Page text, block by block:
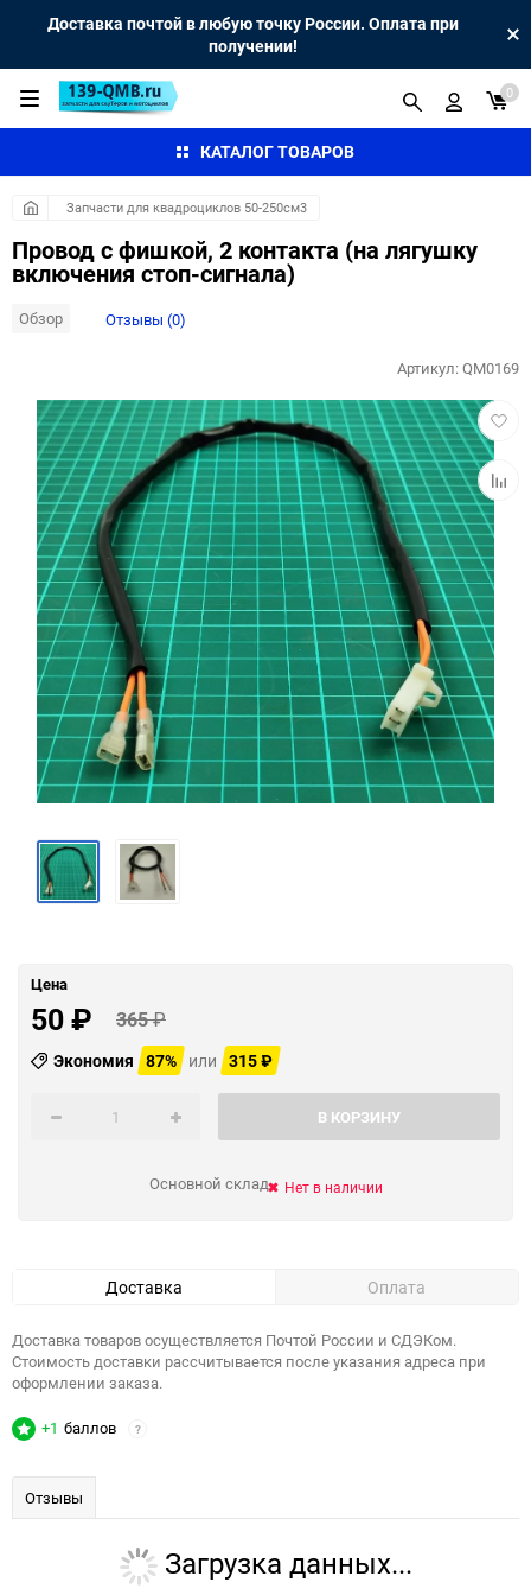
Доставка почтой в любую точку России. Оплата при
получении!
КАТАЛОГ ТОВАРОВ
0
Запчасти для квадроциклов 50-250см3
Провод с фишкой, 2 контакта (на лягушку
включения стоп-сигнала)
Обзор Отзывы (0)
в
к
Артикул:QM0169
Цена
50₽ 365₽
Экономия 87% или 315₽
В КОРЗИНУ
Основной склад Нет в наличии
Доставка Оплата
Доставка товаров осуществляется Почтой России и СДЭКом.
Стоимость доставки рассчитывается после указания адреса при
оформлении заказа.
+1 баллов ?
Отзывы
Загрузка данных...